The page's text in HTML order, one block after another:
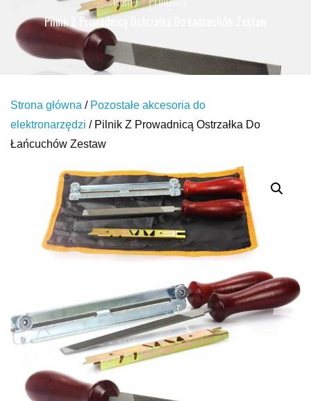
Pilnik Z Prowadnicą Ostrzałka Do Łańcuchów Zestaw
Strona główna / Pozostałe akcesoria do
elektronarzędzi / Pilnik Z Prowadnicą Ostrzałka Do
Łańcuchów Zestaw